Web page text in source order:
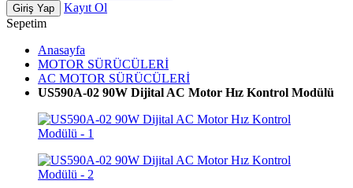
Giriş Yap
Kayıt Ol
Sepetim
Anasayfa
MOTOR SÜRÜCÜLERİ
AC MOTOR SÜRÜCÜLERİ
US590A-02 90W Dijital AC Motor Hız Kontrol Modülü